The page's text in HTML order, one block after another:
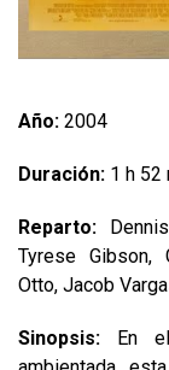
Año: 2004
Duración: 1 h 52
Reparto:
Tyrese Gibson,
Otto, Jacob
Sinopsis: En